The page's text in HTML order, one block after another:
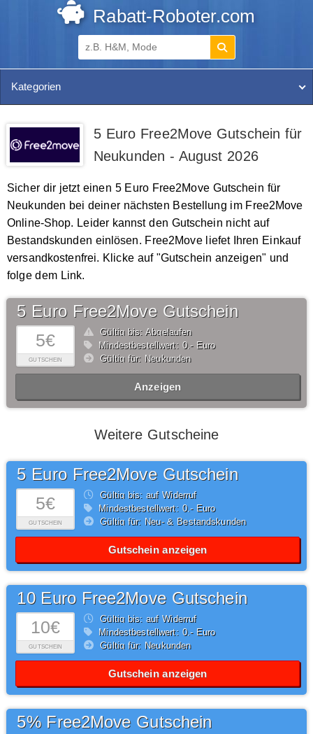
Rabatt-Roboter.com
Kategorien
5 Euro Free2Move Gutschein für
Neukunden - August 2026
Sicher dir jetzt einen 5 Euro Free2Move Gutschein für
Neukunden bei deiner nächsten Bestellung im Free2Move
Online-Shop. Leider kannst den Gutschein nicht auf
Bestandskunden einlösen. Free2Move liefet Ihren Einkauf
versandkostenfrei. Klicke auf "Gutschein anzeigen" und
folge dem Link.
5€
GUTSCHEIN
5 Euro Free2Move Gutschein
Gültig bis: Abgelaufen
Mindestbestellwert: 0,- Euro
Gültig für: Neukunden
Anzeigen
Weitere Gutscheine
5€
GUTSCHEIN
5 Euro Free2Move Gutschein
Gültig bis: auf Widerruf
Mindestbestellwert: 0,- Euro
Gültig für: Neu- & Bestandskunden
Gutschein anzeigen
10€
GUTSCHEIN
10 Euro Free2Move Gutschein
Gültig bis: auf Widerruf
Mindestbestellwert: 0,- Euro
Gültig für: Neukunden
Gutschein anzeigen
5% Free2Move Gutschein